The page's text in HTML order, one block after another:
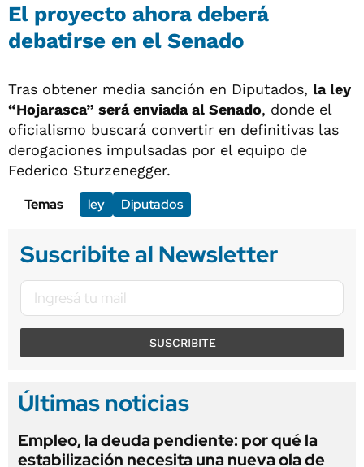
El proyecto ahora deberá
debatirse en el Senado
Tras obtener media sanción en Diputados, la ley
“Hojarasca” será enviada al Senado, donde el
oficialismo buscará convertir en definitivas las
derogaciones impulsadas por el equipo de
Federico Sturzenegger.
Temas
ley Diputados
Suscribite al Newsletter
SUSCRIBITE
Últimas noticias
Empleo, la deuda pendiente: por qué la
estabilización necesita una nueva ola de